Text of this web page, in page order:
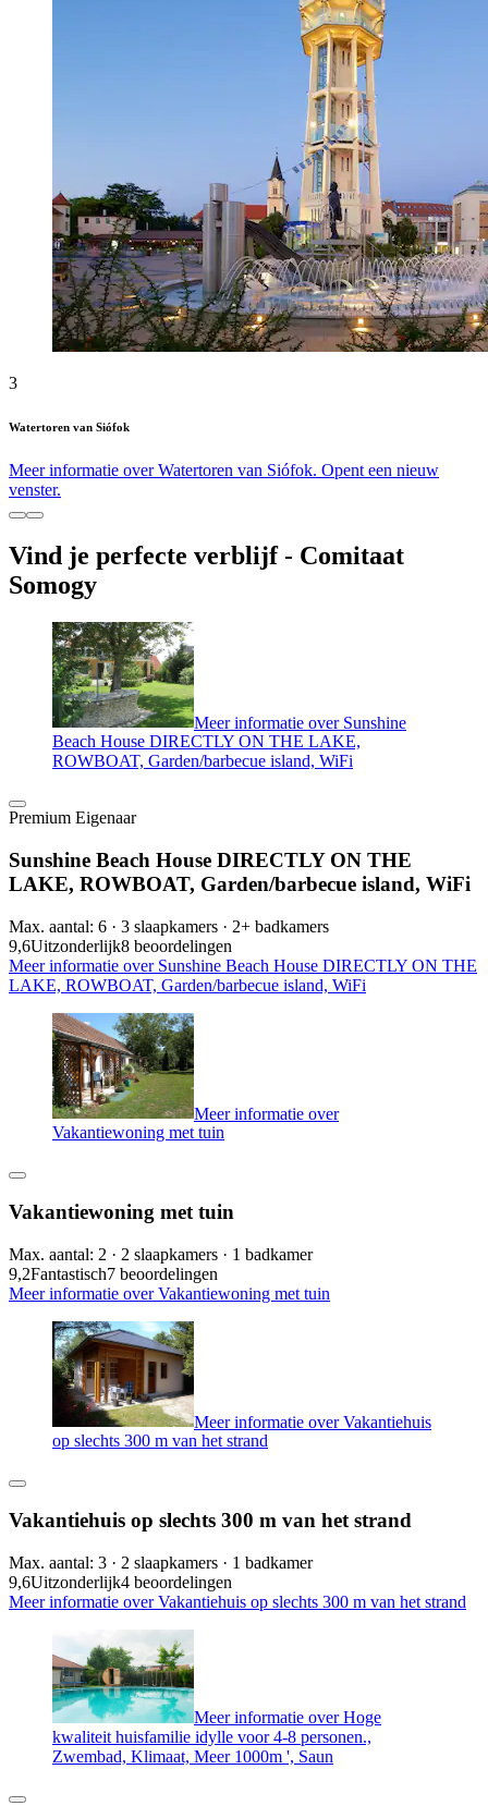
3
Watertoren van Siófok
Meer informatie over Watertoren van Siófok. Opent een nieuw
venster.
Vind je perfecte verblijf - Comitaat
Somogy
Meer informatie over Sunshine
Beach House DIRECTLY ON THE LAKE,
ROWBOAT, Garden/barbecue island, WiFi
Premium Eigenaar
Sunshine Beach House DIRECTLY ON THE
LAKE, ROWBOAT, Garden/barbecue island, WiFi
Max. aantal: 6 · 3 slaapkamers · 2+ badkamers
9,6Uitzonderlijk8 beoordelingen
Meer informatie over Sunshine Beach House DIRECTLY ON THE
LAKE, ROWBOAT, Garden/barbecue island, WiFi
Meer informatie over
Vakantiewoning met tuin
Vakantiewoning met tuin
Max. aantal: 2 · 2 slaapkamers · 1 badkamer
9,2Fantastisch7 beoordelingen
Meer informatie over Vakantiewoning met tuin
Meer informatie over Vakantiehuis
op slechts 300 m van het strand
Vakantiehuis op slechts 300 m van het strand
Max. aantal: 3 · 2 slaapkamers · 1 badkamer
9,6Uitzonderlijk4 beoordelingen
Meer informatie over Vakantiehuis op slechts 300 m van het strand
Meer informatie over Hoge
kwaliteit huisfamilie idylle voor 4-8 personen.,
Zwembad, Klimaat, Meer 1000m ', Saun